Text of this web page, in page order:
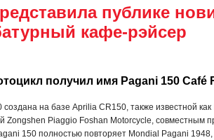
публике
кафе-рэйсер
получил имя Pagani 150 Café
на базе Aprilia CR150, также известной
Zongshen Piaggio Foshan Motorcycle, совместным
150 полностью повторяет Mondial Pagani 1948,